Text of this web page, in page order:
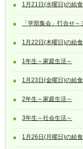
1月21日(水曜日)の給食
「学部集会」打合せ
1月22日(木曜日)の給食
1年生～家庭生活～
1月23日(金曜日)の給食
2年生～家庭生活～
3年生～社会生活～
1月26日(月曜日)の給食